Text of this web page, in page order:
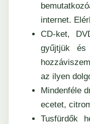
internet.
CD-ket,
gyűjtjük és
az ilyen
Mindenféle
ecetet,
Tusfürdők